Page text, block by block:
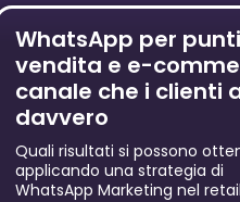
WhatsApp per punti
vendita e e-
canale che i clienti
davvero
Quali risultati si possono
applicando una strategia di
WhatsApp Marketing nel